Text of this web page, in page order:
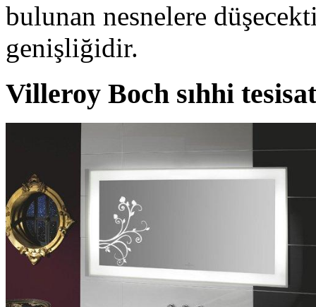
bulunan nesnelere
genişliğidir.
Villeroy Boch sıhhi